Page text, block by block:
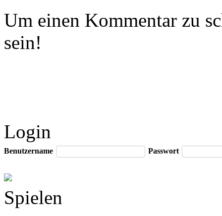
Um einen Kommentar zu
sein!
Login
Benutzername Passwort
Spielen